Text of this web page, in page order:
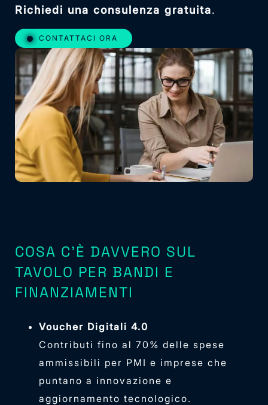
Richiedi una consulenza gratuita.
CONTATTACI ORA
COSA C’È DAVVERO SUL
TAVOLO PER BANDI E
FINANZIAMENTI
Voucher Digitali 4.0
Contributi fino al 70% delle spese
ammissibili per PMI e imprese che
puntano a innovazione e
aggiornamento tecnologico.